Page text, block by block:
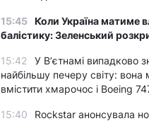
15:45 Коли Україна матиме
балістику: Зеленський
15:42
У Вʼєтнамі випадково
найбільшу печеру світу:
вмістити хмарочос і Boeing
15:40
Rockstar анонсувала